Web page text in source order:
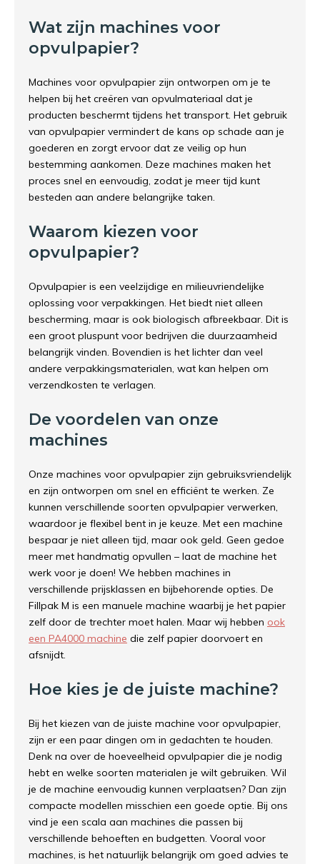
Wat zijn machines voor
opvulpapier?
Machines voor opvulpapier zijn ontworpen om je te
helpen bij het creëren van opvulmateriaal dat je
producten beschermt tijdens het transport. Het gebruik
van opvulpapier vermindert de kans op schade aan je
goederen en zorgt ervoor dat ze veilig op hun
bestemming aankomen. Deze machines maken het
proces snel en eenvoudig, zodat je meer tijd kunt
besteden aan andere belangrijke taken.
Waarom kiezen voor
opvulpapier?
Opvulpapier is een veelzijdige en milieuvriendelijke
oplossing voor verpakkingen. Het biedt niet alleen
bescherming, maar is ook biologisch afbreekbaar. Dit is
een groot pluspunt voor bedrijven die duurzaamheid
belangrijk vinden. Bovendien is het lichter dan veel
andere verpakkingsmaterialen, wat kan helpen om
verzendkosten te verlagen.
De voordelen van onze
machines
Onze machines voor opvulpapier zijn gebruiksvriendelijk
en zijn ontworpen om snel en efficiënt te werken. Ze
kunnen verschillende soorten opvulpapier verwerken,
waardoor je flexibel bent in je keuze. Met een machine
bespaar je niet alleen tijd, maar ook geld. Geen gedoe
meer met handmatig opvullen – laat de machine het
werk voor je doen! We hebben machines in
verschillende prijsklassen en bijbehorende opties. De
Fillpak M is een manuele machine waarbij je het papier
zelf door de trechter moet halen. Maar wij hebben ook
een PA4000 machine die zelf papier doorvoert en
afsnijdt.
Hoe kies je de juiste machine?
Bij het kiezen van de juiste machine voor opvulpapier,
zijn er een paar dingen om in gedachten te houden.
Denk na over de hoeveelheid opvulpapier die je nodig
hebt en welke soorten materialen je wilt gebruiken. Wil
je de machine eenvoudig kunnen verplaatsen? Dan zijn
compacte modellen misschien een goede optie. Bij ons
vind je een scala aan machines die passen bij
verschillende behoeften en budgetten. Vooral voor
machines, is het natuurlijk belangrijk om goed advies te